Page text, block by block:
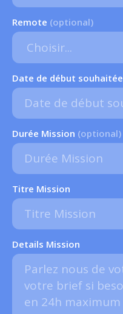
Remote (optional)
Date de début souhaitée
Durée Mission (optional)
Titre Mission
Details Mission